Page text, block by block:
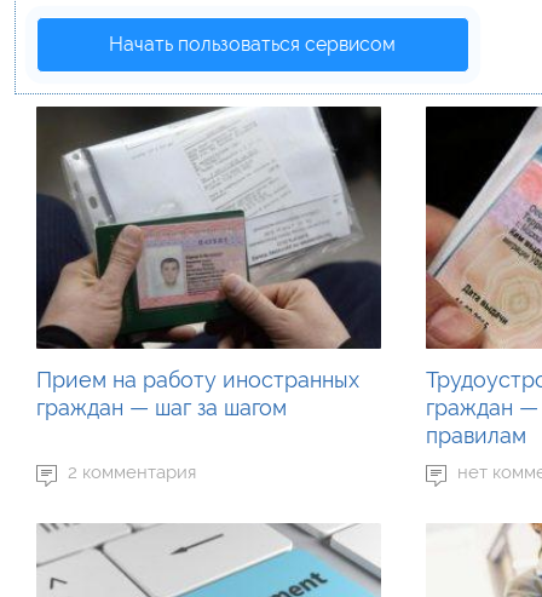
Начать пользоваться сервисом
Прием на работу иностранных
граждан — шаг за шагом
2 комментария
граждан
правилам
нет